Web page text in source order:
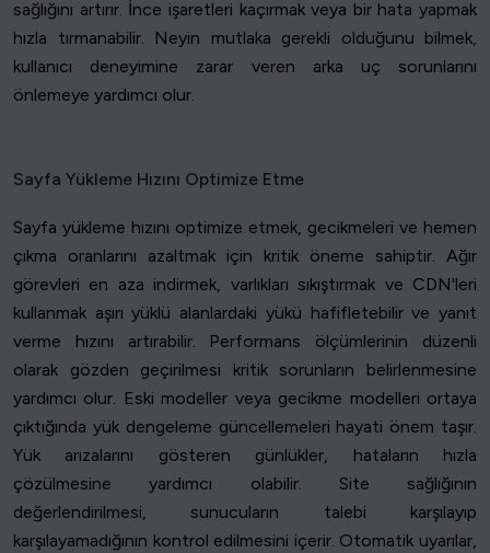
sağlığını artırır. İnce işaretleri kaçırmak veya bir hata yapmak
hızla tırmanabilir. Neyin mutlaka gerekli olduğunu bilmek,
kullanıcı deneyimine zarar veren arka uç sorunlarını
önlemeye yardımcı olur.
Sayfa Yükleme Hızını Optimize Etme
Sayfa yükleme hızını optimize etmek, gecikmeleri ve hemen
çıkma oranlarını azaltmak için kritik öneme sahiptir. Ağır
görevleri en aza indirmek, varlıkları sıkıştırmak ve CDN'leri
kullanmak aşırı yüklü alanlardaki yükü hafifletebilir ve yanıt
verme hızını artırabilir. Performans ölçümlerinin düzenli
olarak gözden geçirilmesi kritik sorunların belirlenmesine
yardımcı olur. Eski modeller veya gecikme modelleri ortaya
çıktığında yük dengeleme güncellemeleri hayati önem taşır.
Yük arızalarını gösteren günlükler, hataların hızla
çözülmesine yardımcı olabilir. Site sağlığının
değerlendirilmesi, sunucuların talebi karşılayıp
karşılayamadığının kontrol edilmesini içerir. Otomatik uyarılar,